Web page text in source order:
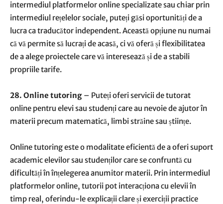
intermediul platformelor online specializate sau chiar prin
intermediul rețelelor sociale, puteți găsi oportunități de a
lucra ca traducător independent. Această opțiune nu numai
că vă permite să lucrați de acasă, ci vă oferă și flexibilitatea
de a alege proiectele care vă interesează și de a stabili
propriile tarife.
28. Online tutoring – Puteți oferi servicii de tutorat
online pentru elevi sau studenți care au nevoie de ajutor în
materii precum matematică, limbi străine sau științe.
Online tutoring este o modalitate eficientă de a oferi suport
academic elevilor sau studenților care se confruntă cu
dificultăți în înțelegerea anumitor materii. Prin intermediul
platformelor online, tutorii pot interacționa cu elevii în
timp real, oferindu-le explicații clare și exerciții practice